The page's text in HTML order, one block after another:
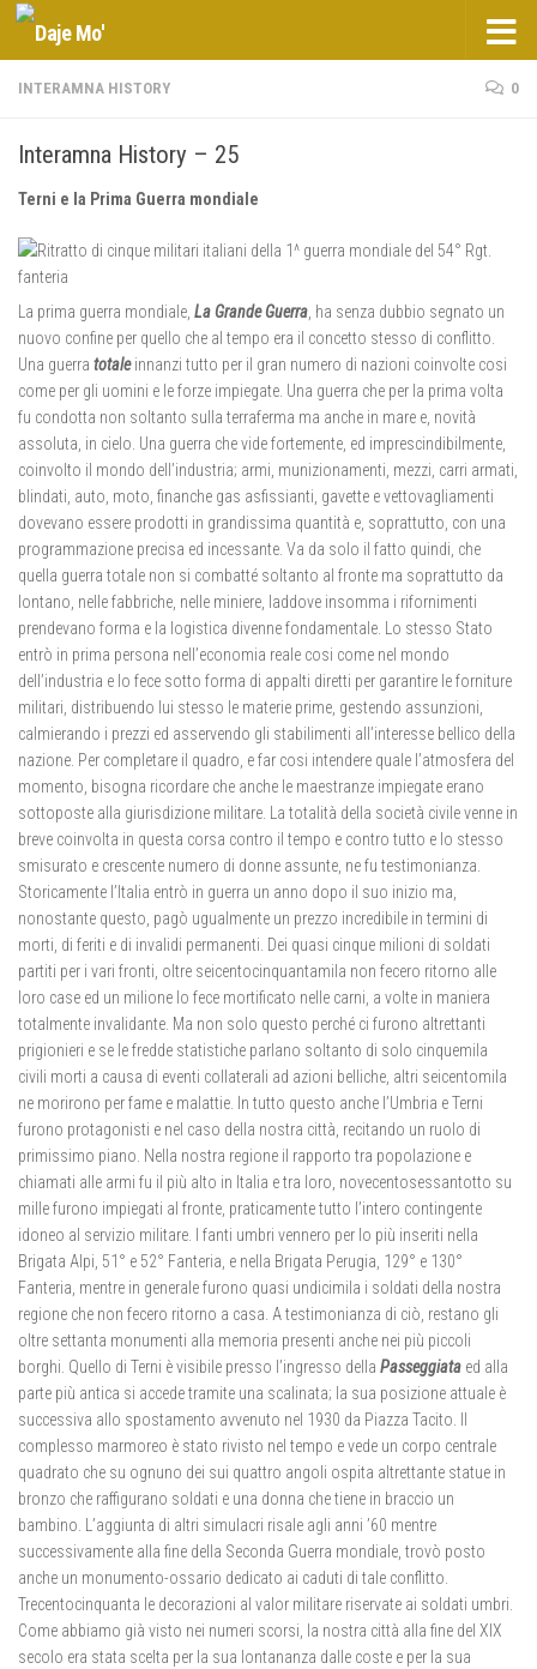
Salta al contenuto
INTERAMNA HISTORY 0
Interamna History – 25
Terni e la Prima Guerra mondiale
La prima guerra mondiale, La Grande Guerra , ha senza dubbio segnato un
nuovo confine per quello che al tempo era il concetto stesso di conflitto.
Una guerra totaleinnanzi tutto per il gran numero di nazioni coinvolte cosi
come per gli uomini e le forze impiegate. Una guerra che per la prima volta
fu condotta non soltanto sulla terraferma ma anche in mare e, novità
assoluta, in cielo. Una guerra che vide fortemente, ed imprescindibilmente,
coinvolto il mondo dell’industria; armi, munizionamenti, mezzi, carri armati,
blindati, auto, moto, finanche gas asfissianti, gavette e vettovagliamenti
dovevano essere prodotti in grandissima quantità e, soprattutto, con una
programmazione precisa ed incessante. Va da solo il fatto quindi, che
quella guerra totale non si combatté soltanto al fronte ma soprattutto da
lontano, nelle fabbriche, nelle miniere, laddove insomma i rifornimenti
prendevano forma e la logistica divenne fondamentale. Lo stesso Stato
entrò in prima persona nell’economia reale cosi come nel mondo
dell’industria e lo fece sotto forma di appalti diretti per garantire le forniture
militari, distribuendo lui stesso le materie prime, gestendo assunzioni,
calmierando i prezzi ed asservendo gli stabilimenti all’interesse bellico della
nazione. Per completare il quadro, e far cosi intendere quale l’atmosfera del
momento, bisogna ricordare che anche le maestranze impiegate erano
sottoposte alla giurisdizione militare. La totalità della società civile venne in
breve coinvolta in questa corsa contro il tempo e contro tutto e lo stesso
smisurato e crescente numero di donne assunte, ne fu testimonianza.
Storicamente l’Italia entrò in guerra un anno dopo il suo inizio ma,
nonostante questo, pagò ugualmente un prezzo incredibile in termini di
morti, di feriti e di invalidi permanenti. Dei quasi cinque milioni di soldati
partiti per i vari fronti, oltre seicentocinquantamila non fecero ritorno alle
loro case ed un milione lo fece mortificato nelle carni, a volte in maniera
totalmente invalidante. Ma non solo questo perché ci furono altrettanti
prigionieri e se le fredde statistiche parlano soltanto di solo cinquemila
civili morti a causa di eventi collaterali ad azioni belliche, altri seicentomila
ne morirono per fame e malattie. In tutto questo anche l’Umbria e Terni
furono protagonisti e nel caso della nostra città, recitando un ruolo di
primissimo piano. Nella nostra regione il rapporto tra popolazione e
chiamati alle armi fu il più alto in Italia e tra loro, novecentosessantotto su
mille furono impiegati al fronte, praticamente tutto l’intero contingente
idoneo al servizio militare. I fanti umbri vennero per lo più inseriti nella
Brigata Alpi, 51° e 52° Fanteria, e nella Brigata Perugia, 129° e 130°
Fanteria, mentre in generale furono quasi undicimila i soldati della nostra
regione che non fecero ritorno a casa. A testimonianza di ciò, restano gli
oltre settanta monumenti alla memoria presenti anche nei più piccoli
borghi. Quello di Terni è visibile presso l’ingresso della Passeggiata ed alla
parte più antica si accede tramite una scalinata; la sua posizione attuale è
successiva allo spostamento avvenuto nel 1930 da Piazza Tacito. Il
complesso marmoreo è stato rivisto nel tempo e vede un corpo centrale
quadrato che su ognuno dei sui quattro angoli ospita altrettante statue in
bronzo che raffigurano soldati e una donna che tiene in braccio un
bambino. L’aggiunta di altri simulacri risale agli anni ’60 mentre
successivamente alla fine della Seconda Guerra mondiale, trovò posto
anche un monumento-ossario dedicato ai caduti di tale conflitto.
Trecentocinquanta le decorazioni al valor militare riservate ai soldati umbri.
Come abbiamo già visto nei numeri scorsi, la nostra città alla fine del XIX
secolo era stata scelta per la sua lontananza dalle coste e per la sua